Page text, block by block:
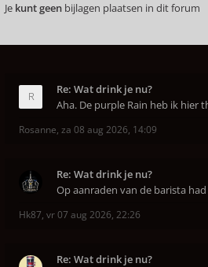
Je kunt geen bijlagen plaatsen in dit forum
Re: Wat drink je nu?
Aha. De purple Rain heb ik hier
Rosanne, za 08 aug 2026, 14:09
Re: Wat drink je nu?
Op aanraden van de barista
Hk87, vr 07 aug 2026, 22:26
Re: Wat drink je nu?